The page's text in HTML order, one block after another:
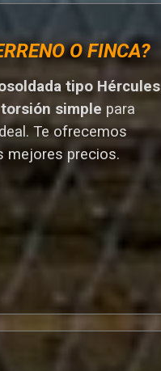
O FINCA?
tipo Hércules
simple para
Te ofrecemos
mejores precios.